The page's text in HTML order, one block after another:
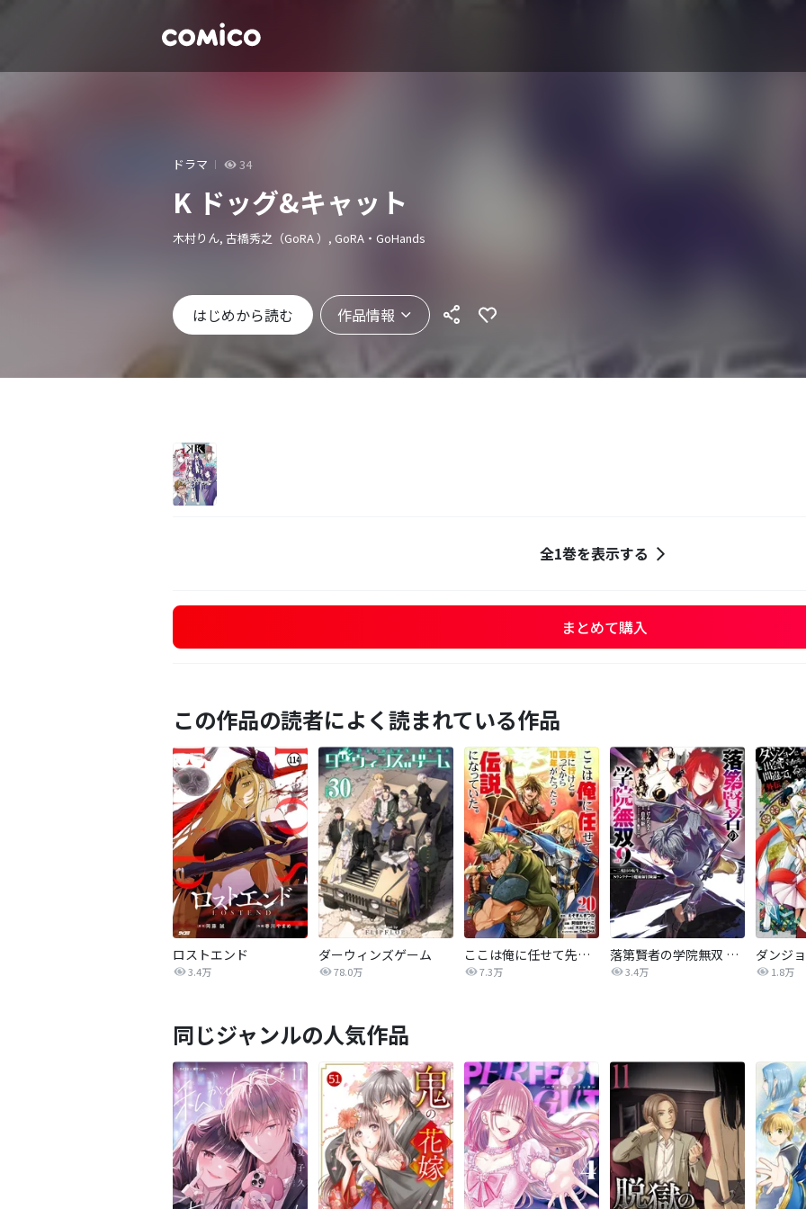
ドラマ 34
K ドッグ&キャット
木村りん, 古橋秀之（GoRA ）, GoRA・GoHands
はじめから読む 作品情報
全1巻を表示する
まとめて購入
この作品の読者によく読まれている作品
ロストエンド
3.4万
ダーウィンズゲーム
78.0万
ここは俺に任せて先に行けと言ってから10年がたったら伝説になっていた。
7.3万
落第賢者の学院無双 ～二度目の転生、Ｓランクチート魔術師冒険録～
3.4万 1.8万
同じジャンルの人気作品